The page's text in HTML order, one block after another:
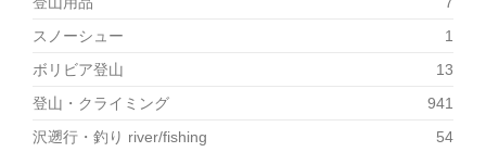
スノーシュー
1
ボリビア登山
13
登山・クライミング
941
沢遡行・釣り river/fishing
54